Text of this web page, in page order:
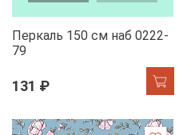
Перкаль 150 см наб 0222-
79
131 ₽